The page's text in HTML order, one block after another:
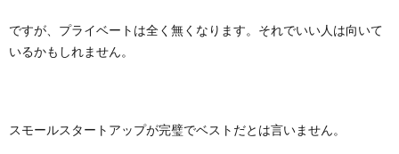
ですが、プライベートは全く無くなります。それでいい人は向いて
いるかもしれません。
スモールスタートアップが完璧でベストだとは言いません。